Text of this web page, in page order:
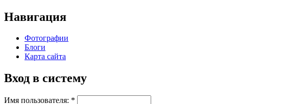
Навигация
Фотографии
Блоги
Карта сайта
Вход в систему
Имя пользователя: *